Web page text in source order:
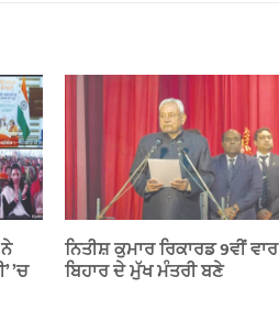
’ਚ
ਨਿਤੀਸ਼ ਕੁਮਾਰ ਰਿਕਾਰਡ 9ਵੀਂ ਵਾਰ
ਬਿਹਾਰ ਦੇ ਮੁੱਖ ਮੰਤਰੀ ਬਣੇ